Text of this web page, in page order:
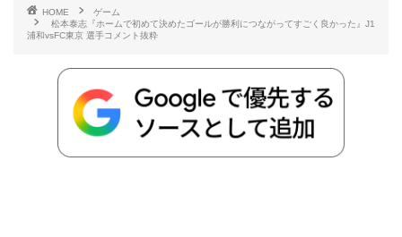
b
o
t
r t n
HOME
ゲーム
松本泰志『ホームで初めて決めたゴールが勝利につながってすごく良かった』J1
浦和vsFC東京 選手コメント抜粋